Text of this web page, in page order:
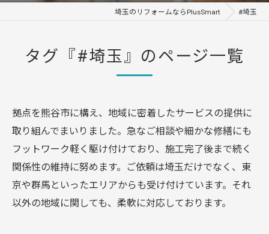
埼玉のリフォームならPlusSmart #埼玉
タグ『#埼玉』のページ一覧
拠点を熊谷市に構え、地域に密着したサービスの提供に
取り組んでまいりました。急なご相談や細かな修繕にも
フットワーク軽く駆け付けており、施工完了後まで続く
関係性の維持に努めます。ご依頼は埼玉だけでなく、東
京や群馬といったエリアからも受け付けています。それ
以外の地域に関しても、柔軟に対応しております。